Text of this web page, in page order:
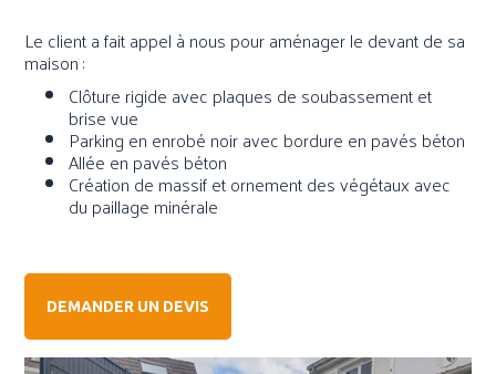
Le client a fait appel à nous pour aménager le devant de sa
maison :
Clôture rigide avec plaques de soubassement et
brise vue
Parking en enrobé noir avec bordure en pavés béton
Allée en pavés béton
Création de massif et ornement des végétaux avec
du paillage minérale
DEMANDER UN DEVIS